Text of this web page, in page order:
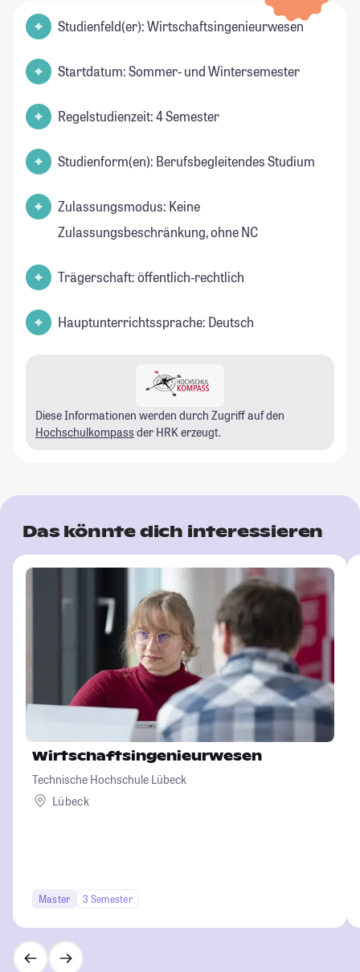
Studienfeld(er): Wirtschaftsingenieurwesen
Startdatum: Sommer- und Wintersemester
Regelstudienzeit: 4 Semester
Studienform(en): Berufsbegleitendes Studium
Zulassungsmodus: Keine
Zulassungsbeschränkung, ohne NC
Trägerschaft: öffentlich-rechtlich
Hauptunterrichtssprache: Deutsch
Diese Informationen werden durch Zugriff auf den
Hochschulkompass der HRK erzeugt.
Das könnte dich interessieren
Wirtschaftsingenieurwesen
Technische Hochschule Lübeck
Lübeck
Master 3 Semester